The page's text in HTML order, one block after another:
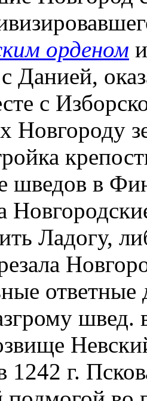
орденом
Данией,
с
Новгороду
шведов в
Ладогу,
швед.
1242 г.